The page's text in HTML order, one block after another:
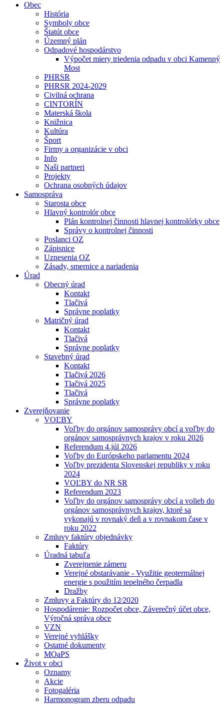
Obec
História
Symboly obce
Štatút obce
Územný plán
Odpadové hospodárstvo
Výpočet miery triedenia odpadu v obci Kamenný
Most
PHRSR
PHRSR 2024-2029
Civilná ochrana
CINTORÍN
Materská škola
Knižnica
Kultúra
Šport
Firmy a organizácie v obci
Info
Naši partneri
Projekty
Ochrana osobných údajov
Samospráva
Starosta obce
Hlavný kontrolór obce
Plán kontrolnej činnosti hlavnej kontrolórky obce
Správy o kontrolnej činnosti
Poslanci OZ
Zápisnice
Uznesenia OZ
Zásady, smernice a nariadenia
Úrad
Obecný úrad
Kontakt
Tlačivá
Správne poplatky
Matričný úrad
Kontakt
Tlačivá
Správne poplatky
Stavebný úrad
Kontakt
Tlačivá 2026
Tlačivá 2025
Tlačivá
Správne poplatky
Zverejňovanie
VOĽBY
Voľby do orgánov samosprávy obcí a voľby do
orgánov samosprávnych krajov v roku 2026
Referendum 4.júl 2026
Voľby do Európskeho parlamentu 2024
Voľby prezidenta Slovenskej republiky v roku
2024
VOĽBY do NR SR
Referendum 2023
Voľby do orgánov samosprávy obcí a volieb do
orgánov samosprávnych krajov, ktoré sa
vykonajú v rovnaký deň a v rovnakom čase v
roku 2022
Zmluvy faktúry objednávky
Faktúry
Úradná tabuľa
Zverejnenie zámeru
Verejné obstarávanie - Využitie geotermálnej
energie s použitím tepelného čerpadla
Dražby
Zmluvy a Faktúry do 12⁄2020
Hospodárenie: Rozpočet obce, Záverečný účet obce,
Výročná správa obce
VZN
Verejné vyhlášky
Ostatné dokumenty
MOaPS
Život v obci
Oznamy
Akcie
Fotogaléria
Harmonogram zberu odpadu